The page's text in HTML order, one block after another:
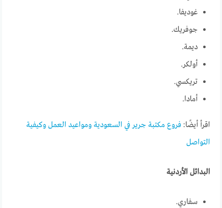
غوديفا.
جوفريك.
ديمة.
أولكر.
تريكسي.
أمادا.
اقرأ أيضًا: فروع مكتبة جرير في السعودية ومواعيد العمل وكيفية
التواصل
البدائل الأردنية
سفاري.